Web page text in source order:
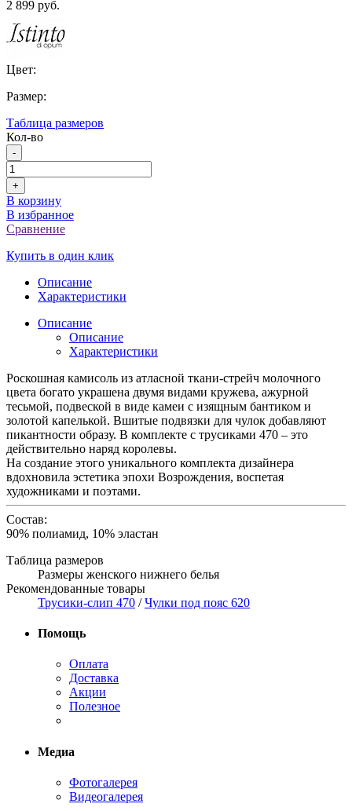
2 899 руб.
Цвет:
Размер:
Таблица размеров
Кол-во
-
+
В корзину
В избранное
Сравнение
Купить в один клик
Описание
Характеристики
Описание
Описание
Характеристики
Роскошная камисоль из атласной ткани-стрейч молочного
цвета богато украшена двумя видами кружева, ажурной
тесьмой, подвеской в виде камеи с изящным бантиком и
золотой капелькой. Вшитые подвязки для чулок добавляют
пикантности образу. В комплекте с трусиками 470 – это
действительно наряд королевы.
На создание этого уникального комплекта дизайнера
вдохновила эстетика эпохи Возрождения, воспетая
художниками и поэтами.
Состав:
90% полиамид, 10% эластан
Таблица размеров
Размеры женского нижнего белья
Рекомендованные товары
Трусики-слип 470 /Чулки под пояс 620
Помощь
Оплата
Доставка
Акции
Полезное
Медиа
Фотогалерея
Видеогалерея